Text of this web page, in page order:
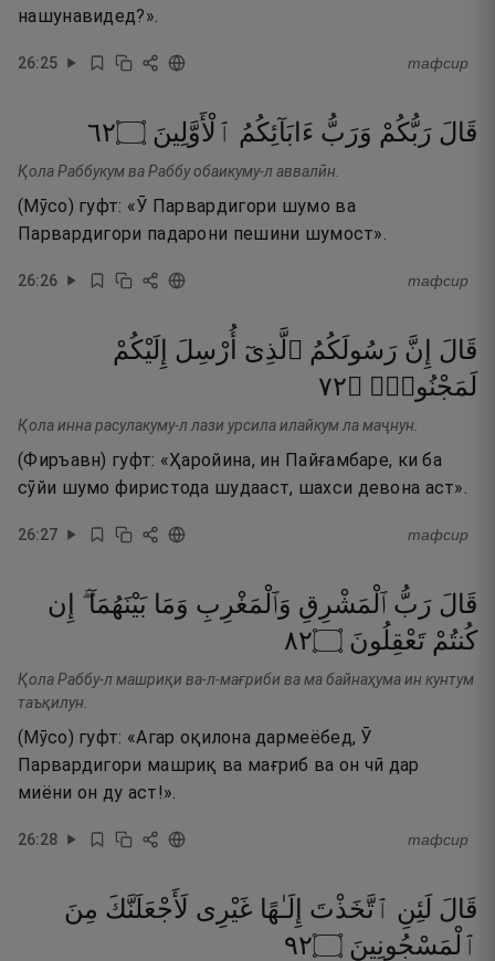
нашунавидед?».
26:25 тафсир
قَالَ رَبُّكُمْ وَرَبُّ ءَابَآئِكُمُ ٱلْأَوَّلِينَ ۝٢٦
Қола Раббукум ва Раббу обаикуму-л аввалӣн.
(Мӯсо) гуфт: «Ӯ Парвардигори шумо ва
Парвардигори падарони пешини шумост».
26:26 тафсир
قَالَ إِنَّ رَسُولَكُمُ ٱلَّذِىٓ أُرْسِلَ
إِلَيْكُمْ
لَمَجْنُونٌۭ ۝٢٧
Қола инна расулакуму-л лази урсила илайкум ла маҷнун.
(Фиръавн) гуфт: «Ҳаройина, ин Пайғамбаре, ки ба
сӯйи шумо фиристода шудааст, шахси девона аст».
26:27 тафсир
قَالَ رَبُّ ٱلْمَشْرِقِ وَٱلْمَغْرِبِ وَمَا بَيْنَهُمَآ ۖ
إِن
كُنتُمْ تَعْقِلُونَ ۝٢٨
Қола Раббу-л машриқи ва-л-мағриби ва ма байнаҳума ин кунтум
таъқилун.
(Мӯсо) гуфт: «Агар оқилона дармеёбед, Ӯ
Парвардигори машриқ ва мағриб ва он чӣ дар
миёни он ду аст!».
26:28 тафсир
قَالَ لَئِنِ ٱتَّخَذْتَ إِلَـٰهًا غَيْرِى لَأَجْعَلَنَّكَ مِنَ
ٱلْمَسْجُونِينَ ۝٢٩